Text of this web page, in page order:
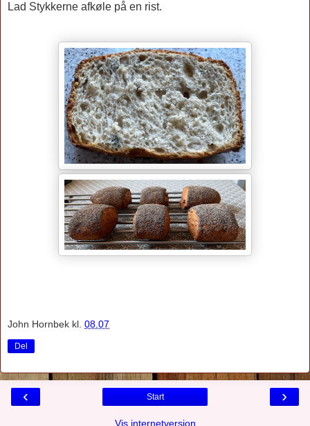
Lad Stykkerne afkøle på en rist.
John Hornbek kl. 08.07
Del
‹ ›
Start
Vis internetversion